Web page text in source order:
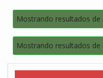
Mostrando resultados de
Mostrando resultados de